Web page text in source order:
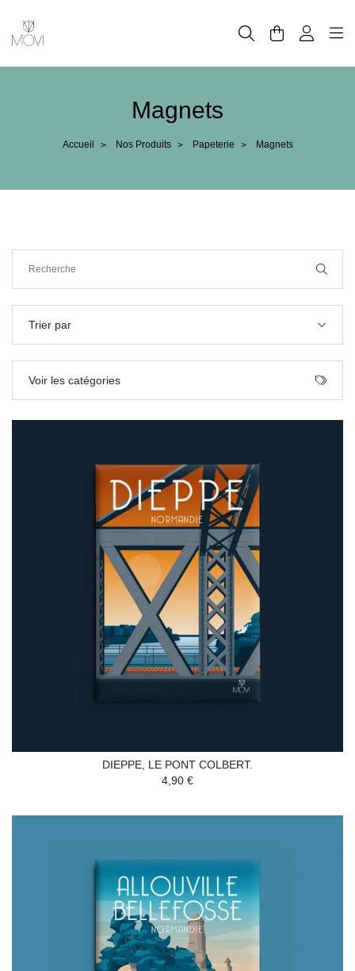
Magnets
Accueil > Nos Produits > Papeterie > Magnets
Trier par
Voir les catégories
DIEPPE, LE PONT COLBERT.
4,90 €